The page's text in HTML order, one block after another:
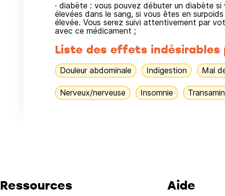
· diabète : vous pouvez débuter un diabète
élevées dans le sang, si vous êtes en
élevée. Vous serez suivi attentivement par
avec ce médicament ;
Liste des effets indésirables
Douleur abdominale Indigestion Mal
Nerveux/nerveuse Insomnie
Ressources Aide